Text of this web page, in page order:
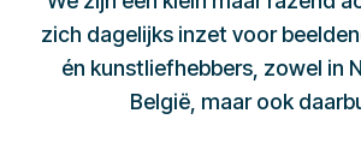
zich dagelijks inzet voor
én kunstliefhebbers, zowel in
België, maar ook